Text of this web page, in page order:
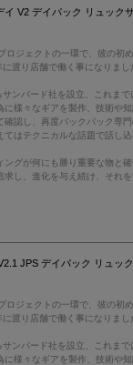
V2 デイパック リュック
ジェクトの一環で、彼の
渡り店舗で働く事になりまし
ンバード社を設立、これま
様々なギアを製作、技術
認し、再度バックパック
はテクニカルな話題で話し
グが何にも勝り重要な物
し、進化を与え続け、それ
JPS デイパック リュッ
ジェクトの一環で、彼の
渡り店舗で働く事になりまし
ンバード社を設立、これま
様々なギアを製作、技術